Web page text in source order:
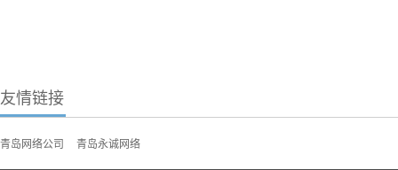
友情链接
青岛网络公司 青岛永诚网络